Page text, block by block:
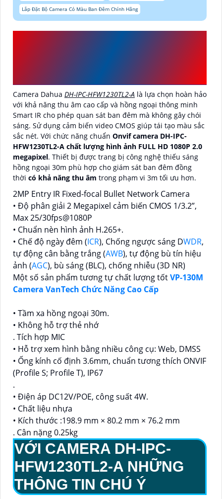
Lắp Đặt Bộ Camera Có Màu Ban Đêm Chính Hãng
Camera Dahua DH-IPC-HFW1230TL2-A là lựa chọn hoàn hảo
với khả năng thu âm cao cấp và hồng ngoại thông minh
Smart IR cho phép quan sát ban đêm mà không gây chói
sáng. Sử dụng cảm biến video CMOS giúp tái tạo màu sắc
sắc nét. Với chức năng chuẩn Onvif camera DH-IPC-
HFW1230TL2-A chất lượng hình ảnh FULL HD 1080P 2.0
megapixel. Thiết bị được trang bị công nghệ thiếu sáng
hồng ngoại 30m phù hợp cho giám sát ban đêm đồng
thời có khả năng thu âm trong phạm vi 3m tối ưu hơn.
2MP Entry IR Fixed-focal Bullet Network Camera
• Độ phân giải 2 Megapixel cảm biến CMOS 1/3.2”,
Max 25/30fps@1080P
• Chuẩn nèn hình ảnh H.265+.
• Chế độ ngày đêm (ICR), Chống ngược sáng DWDR,
tự động cân bằng trắng (AWB), tự động bù tín hiệu
ảnh (AGC), bù sáng (BLC), chống nhiễu (3D NR)
Một số sản phẩm tương tự chất lượng tốtVP-130M
Camera VanTech Chức Năng Cao Cấp
• Tầm xa hồng ngoại 30m.
• Không hỗ trợ thẻ nhớ
. Tích hợp MIC
• Hỗ trợ xem hình bằng nhiều công cụ: Web, DMSS
• Ống kính cố định 3.6mm, chuẩn tương thích ONVIF
(Profile S; Profile T), IP67
.
• Điện áp DC12V/POE, công suất 4W.
• Chất liệu nhựa
• Kích thước :198.9 mm × 80.2 mm × 76.2 mm
. Cân nặng 0.25kg
VỚI CAMERA DH-IPC-
HFW1230TL2-A NHỮNG
THÔNG TIN CHÚ Ý